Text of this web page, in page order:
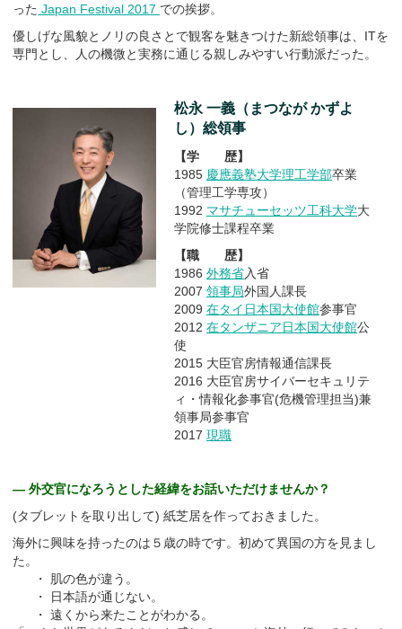
った Japan Festival 2017 での挨拶。
優しげな風貌とノリの良さとで観客を魅きつけた新総領事は、ITを
専門とし、人の機微と実務に通じる親しみやすい行動派だった。
松永 一義（まつなが かずよ
し）総領事
【学 歴】
1985 慶應義塾大学理工学部卒業
（管理工学専攻）
1992 マサチューセッツ工科大学大
学院修士課程卒業
【職 歴】
1986 外務省入省
2007 領事局外国人課長
2009 在タイ日本国大使館参事官
2012 在タンザニア日本国大使館公
使
2015 大臣官房情報通信課長
2016 大臣官房サイバーセキュリテ
ィ・情報化参事官(危機管理担当)兼
領事局参事官
2017 現職
― 外交官になろうとした経緯をお話いただけませんか？
(タブレットを取り出して) 紙芝居を作っておきました。
海外に興味を持ったのは５歳の時です。初めて異国の方を見まし
た。
・ 肌の色が違う。
・ 日本語が通じない。
・ 遠くから来たことがわかる。